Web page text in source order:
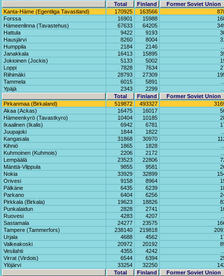
Total
Finland
Former Soviet Union
Kanta-Häme (Egentliga Tavastland)
170925 163566
Forssa
16901 15988
Hämeenlinna (Tavastehus)
67633 64205
Hattula
9422 9193
Hausjärvi
8260 8004
Humppila
2184 2146
Janakkala
16413 15895
Jokioinen (Jockis)
5133 5002
Loppi
7828 7634
Riihimäki
28793 27309
Tammela
6015 5891
Ypäjä
2343 2299
Total
Finland
Former Soviet Union
Pirkanmaa (Birkaland)
519872 493327
Akaa (Ackas)
16475 16017
Hämeenkyrö (Tavastkyro)
10404 10185
Ikaalinen (Ikalis)
6942 6781
Juupajoki
1844 1822
Kangasala
31868 30970
Kihniö
1865 1828
Kuhmoinen (Kuhmois)
2206 2172
Lempäälä
23523 22806
Mänttä-Vilppula
9855 9581
Nokia
33929 32899
Orivesi
9158 8964
Pälkäne
6435 6239
Parkano
6404 6256
Pirkkala (Birkala)
19623 18826
Punkalaidun
2828 2741
Ruovesi
4283 4207
Sastamala
24277 23575
Tampere (Tammerfors)
238140 219818
Urjala
4688 4562
Valkeakoski
20972 20192
Vesilahti
4355 4242
Virrat (Virdois)
6544 6394
Ylöjärvi
33254 32250
Total
Finland
Former Soviet Union